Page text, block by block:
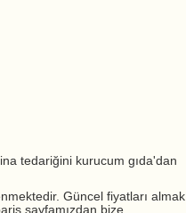
tedariğini kurucum gıda'dan
Güncel fiyatları almak
sayfamızdan bize